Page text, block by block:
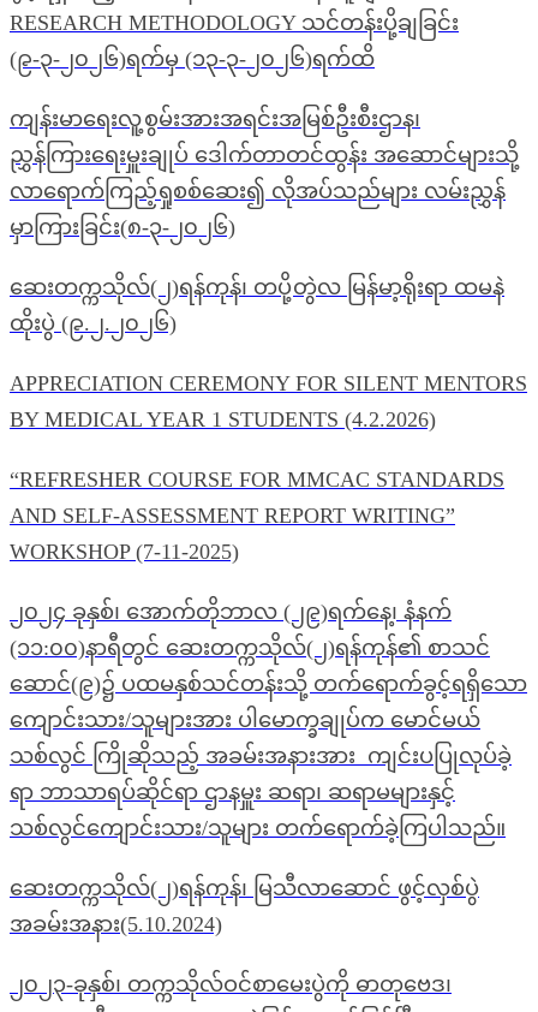
RESEARCH METHODOLOGY သင်တန်းပို့ချခြင်း
(၉-၃-၂၀၂၆)ရက်မှ (၁၃-၃-၂၀၂၆)ရက်ထိ
ကျန်းမာရေးလူ့စွမ်းအားအရင်းအမြစ်ဦးစီးဌာန၊
ညွှန်ကြားရေးမှူးချုပ် ဒေါက်တာတင်ထွန်း အဆောင်များသို့
လာရောက်ကြည့်ရှုစစ်ဆေး၍ လိုအပ်သည်များ လမ်းညွှန်
မှာကြားခြင်း(၈-၃-၂၀၂၆)
ဆေးတက္ကသိုလ်(၂)ရန်ကုန်၊ တပို့တွဲလ မြန်မာ့ရိုးရာ ထမနဲ
ထိုးပွဲ (၉.၂.၂၀၂၆)
APPRECIATION CEREMONY FOR SILENT MENTORS
BY MEDICAL YEAR 1 STUDENTS (4.2.2026)
“REFRESHER COURSE FOR MMCAC STANDARDS
AND SELF-ASSESSMENT REPORT WRITING”
WORKSHOP (7-11-2025)
၂၀၂၄ ခုနှစ်၊ အောက်တိုဘာလ (၂၉)ရက်နေ့၊ နံနက်
(၁၁:၀၀)နာရီတွင် ဆေးတက္ကသိုလ်(၂)ရန်ကုန်၏ စာသင်
ဆောင်(၉)၌ ပထမနှစ်သင်တန်းသို့ တက်ရောက်ခွင့်ရရှိသော
ကျောင်းသား/သူများအား ပါမောက္ခချုပ်က မောင်မယ်
သစ်လွင် ကြိုဆိုသည့် အခမ်းအနားအား ကျင်းပပြုလုပ်ခဲ့
ရာ ဘာသာရပ်ဆိုင်ရာ ဌာနမှူး ဆရာ၊ ဆရာမများနှင့်
သစ်လွင်ကျောင်းသား/သူများ တက်ရောက်ခဲ့ကြပါသည်။
ဆေးတက္ကသိုလ်(၂)ရန်ကုန်၊ မြသီလာဆောင် ဖွင့်လှစ်ပွဲ
အခမ်းအနား(5.10.2024)
၂၀၂၃-ခုနှစ်၊ တက္ကသိုလ်ဝင်စာမေးပွဲကို ဓာတုဗေဒ၊